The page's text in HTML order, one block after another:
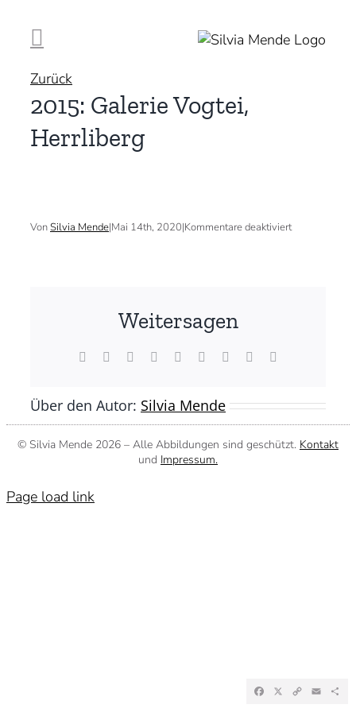
Inhalt
springen
Zurück
2015: Galerie Vogtei,
Herrliberg
VonSilvia Mende|Mai 14th, 2020|Kommentare deaktiviertfür
Weitersagen
Facebook Reddit LinkedInWhatsApp
TumblrPinterest
Über den Autor: Silvia Mende
© Silvia Mende 2026 – Alle Abbildungen sind geschützt. Kontakt
und Impressum.
Page load link
Facebook
X CopyEmail